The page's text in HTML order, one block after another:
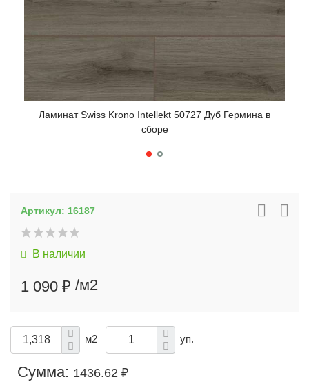
Ламинат Swiss Krono Intellekt 50727 Дуб Гермина в
сборе
Артикул: 16187
В наличии
1 090 ₽ /м2
м2 уп.
Сумма: 1436.62 ₽